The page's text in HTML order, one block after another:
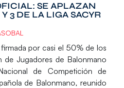
SE APLAZAN
3 DE LA LIGA SACYR
por casi el 50% de los
de Jugadores de Balonmano
de Competiciónde
de Balonmano, reunido